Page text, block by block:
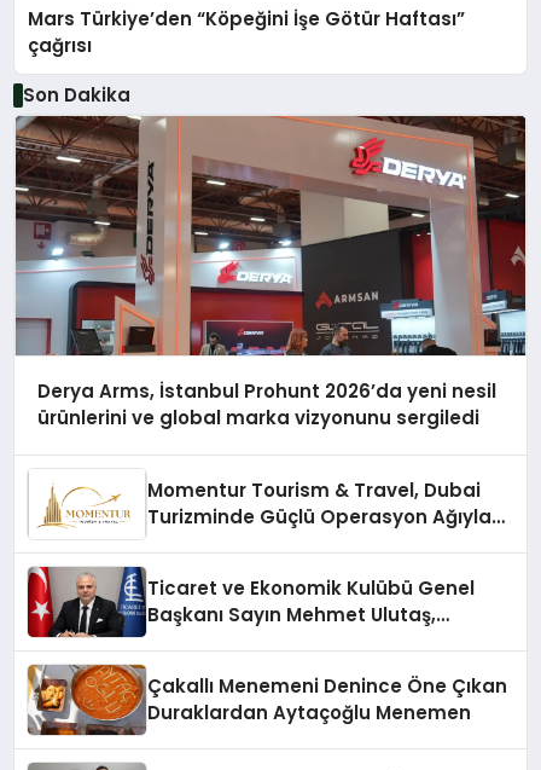
Mars Türkiye’den “Köpeğini İşe Götür Haftası”
çağrısı
Son Dakika
Derya Arms, İstanbul Prohunt 2026’da yeni nesil
ürünlerini ve global marka vizyonunu sergiledi
Momentur Tourism & Travel, Dubai
Turizminde Güçlü Operasyon Ağıyla
Ticaret ve Ekonomik Kulübü Genel
Başkanı Sayın Mehmet Ulutaş,
Çakallı Menemeni Denince Öne Çıkan
Duraklardan Aytaçoğlu Menemen